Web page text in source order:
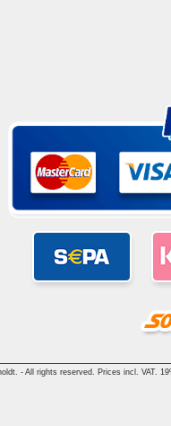
- All rights reserved. Prices incl. VAT.